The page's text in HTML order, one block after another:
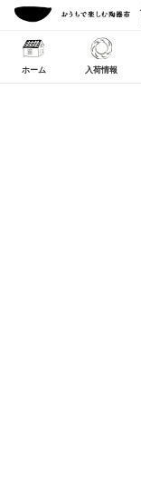
ホーム 入荷情報